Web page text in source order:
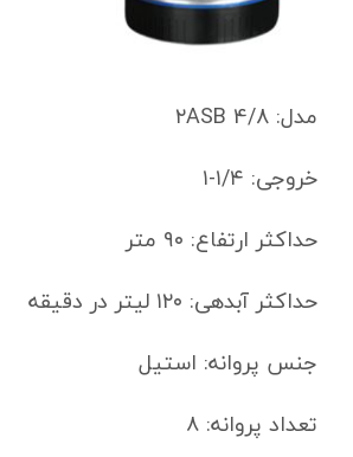
مدل: ۲ASB 4/8
خروجی: ۱/۴-۱
حداکثر ارتفاع: ۹۰ متر
حداکثر آبدهی: ۱۲۰ لیتر در دقیقه
جنس پروانه: استیل
تعداد پروانه: ۸